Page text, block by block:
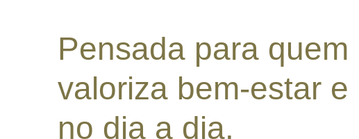
Pensada para quem
valoriza bem-estar e
no dia a dia.